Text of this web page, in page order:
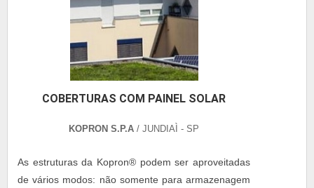
COBERTURAS COM PAINEL SOLAR
KOPRON S.P.A / JUNDIAÌ - SP
As estruturas da Kopron® podem ser aproveitadas
de vários modos: não somente para armazenagem